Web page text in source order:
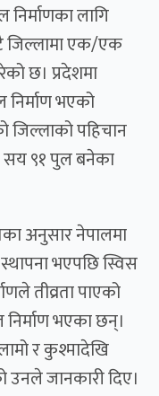
लागि
जिल्लामा एक/एक
छ। प्रदेशमा
भएको
जिल्लाको पहिचान
सय ९१ पुल बनेका
अनुसार नेपालमा
भएपछि स्विस
तीव्रता पाएको
निर्माण भएका छन्।
र कुश्मादेखि
उनले जानकारी दिए।